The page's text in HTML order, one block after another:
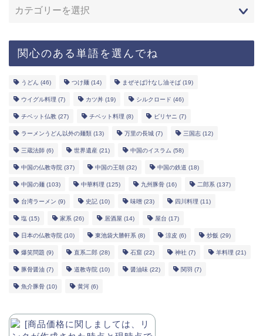
関心のある単語を選んでね
うどん (46) つけ麺 (14) まぜそば汁なし油そば (19)
ウイグル料理 (7) カツ丼 (19) シルクロード (46)
チベット仏教 (27) チベット料理 (8) ビリヤニ (7)
ラーメンうどん以外の麺類 (13) 万里の長城 (7) 三国志 (12)
三蔵法師 (6) 世界遺産 (21) 中国のイスラム (58)
中国の仏教寺院 (37) 中国の王朝 (32) 中国の鉄道 (18)
中国の麺 (103) 中華料理 (125) 九州豚骨 (16) 二郎系 (137)
台湾ラーメン (9) 史記 (10) 味噌 (23) 四川料理 (11)
塩 (15) 家系 (26) 居酒屋 (14) 屋台 (17)
日本の仏教寺院 (10) 東池袋大勝軒系 (8) 涼皮 (6) 炒飯 (29)
爆笑問題 (9) 直系二郎 (28) 石窟 (22) 神社 (7) 羊料理 (21)
豚骨醤油 (7) 道教寺院 (10) 醤油味 (22) 関羽 (7)
魚介豚骨 (10) 黄河 (6)